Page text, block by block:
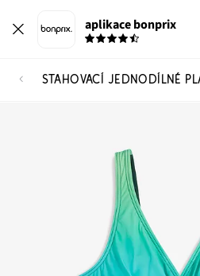
aplikace bonprix